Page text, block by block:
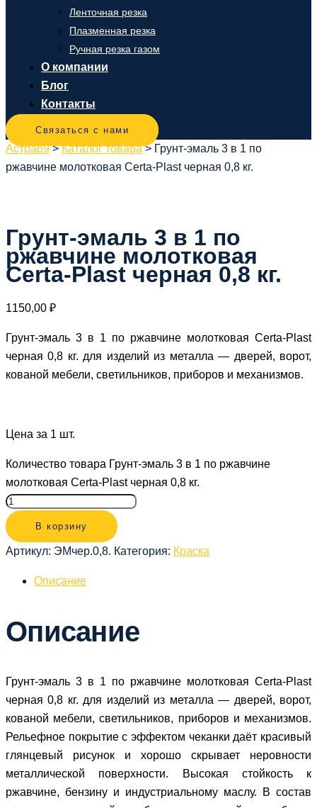
Ленточная резка
Плазменная резка
Ручная резка газом
О компании
Блог
Контакты
Связаться с нами
Астра69>Каталог товара> Грунт-эмаль 3 в 1 по
ржавчине молотковая Certa-Plast черная 0,8 кг.
Грунт-эмаль 3 в 1 по
ржавчине молотковая
Certa-Plast черная 0,8 кг.
1150,00 ₽
Грунт-эмаль 3 в 1 по ржавчине молотковая Certa-Plast
черная 0,8 кг. для изделий из металла — дверей, ворот,
кованой мебели, светильников, приборов и механизмов.
Цена за 1 шт.
Количество товара Грунт-эмаль 3 в 1 по ржавчине
молотковая Certa-Plast черная 0,8 кг.
В корзину
Артикул: ЭМчер.0,8. Категория: Краска
Описание
Описание
Грунт-эмаль 3 в 1 по ржавчине молотковая Certa-Plast
черная 0,8 кг. для изделий из металла — дверей, ворот,
кованой мебели, светильников, приборов и механизмов.
Рельефное покрытие с эффектом чеканки даёт красивый
глянцевый рисунок и хорошо скрывает неровности
металлической поверхности. Высокая стойкость к
ржавчине, бензину и индустриальному маслу. В состав